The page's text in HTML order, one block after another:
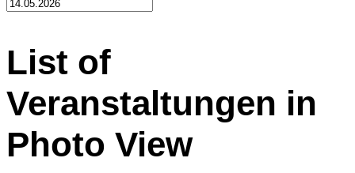
List of
Veranstaltungen in
Photo View